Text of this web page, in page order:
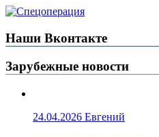
Наши Вконтакте
Зарубежные новости
24.04.2026 Евгений